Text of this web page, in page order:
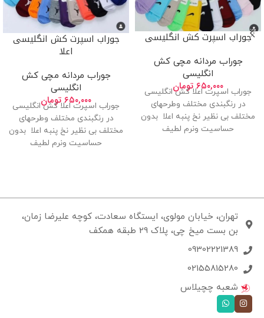
جوراب اسپرت کش انگلیسی
جوراب مردانه مچی کش
انگلیسی
۶۵۰,۰۰۰ تومان
جوراب اسپرت اعلا کش انگلیسی
در رنگبندی مختلف وطرحهای
مختلف بی نظیر نخ پنبه اعلا بدون
حساسیت ونرم لطیف
جوراب اسپرت کش انگلیسی
اعلا
جوراب مردانه مچی کش
انگلیسی
۶۵۰,۰۰۰ تومان
جوراب اسپرت اعلا کش انگلیسی
در رنگبندی مختلف وطرحهای
مختلف بی نظیر نخ پنبه اعلا بدون
حساسیت ونرم لطیف
تهران، خیابان مولوی، ایستگاه سعادت، کوچه علیرضا زمان،
بن بست میخ چی، پلاک 29 طبقه همکف
09302221389
02155815280
شعبه چچیلاس